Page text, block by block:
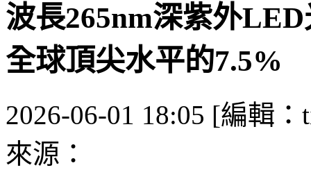
波長265nm深紫外
全球頂尖水平的7.5%
2026-06-01 18:05 [編輯：
來源：